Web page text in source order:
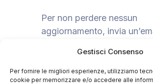
Gestisci Consenso
Per fornire le migliori esperienze, utilizziamo
cookie per memorizzare e/o accedere alle
Per non perdere nessun
aggiornamento, invia
chiedi di iscriverti alla
del Congresso.